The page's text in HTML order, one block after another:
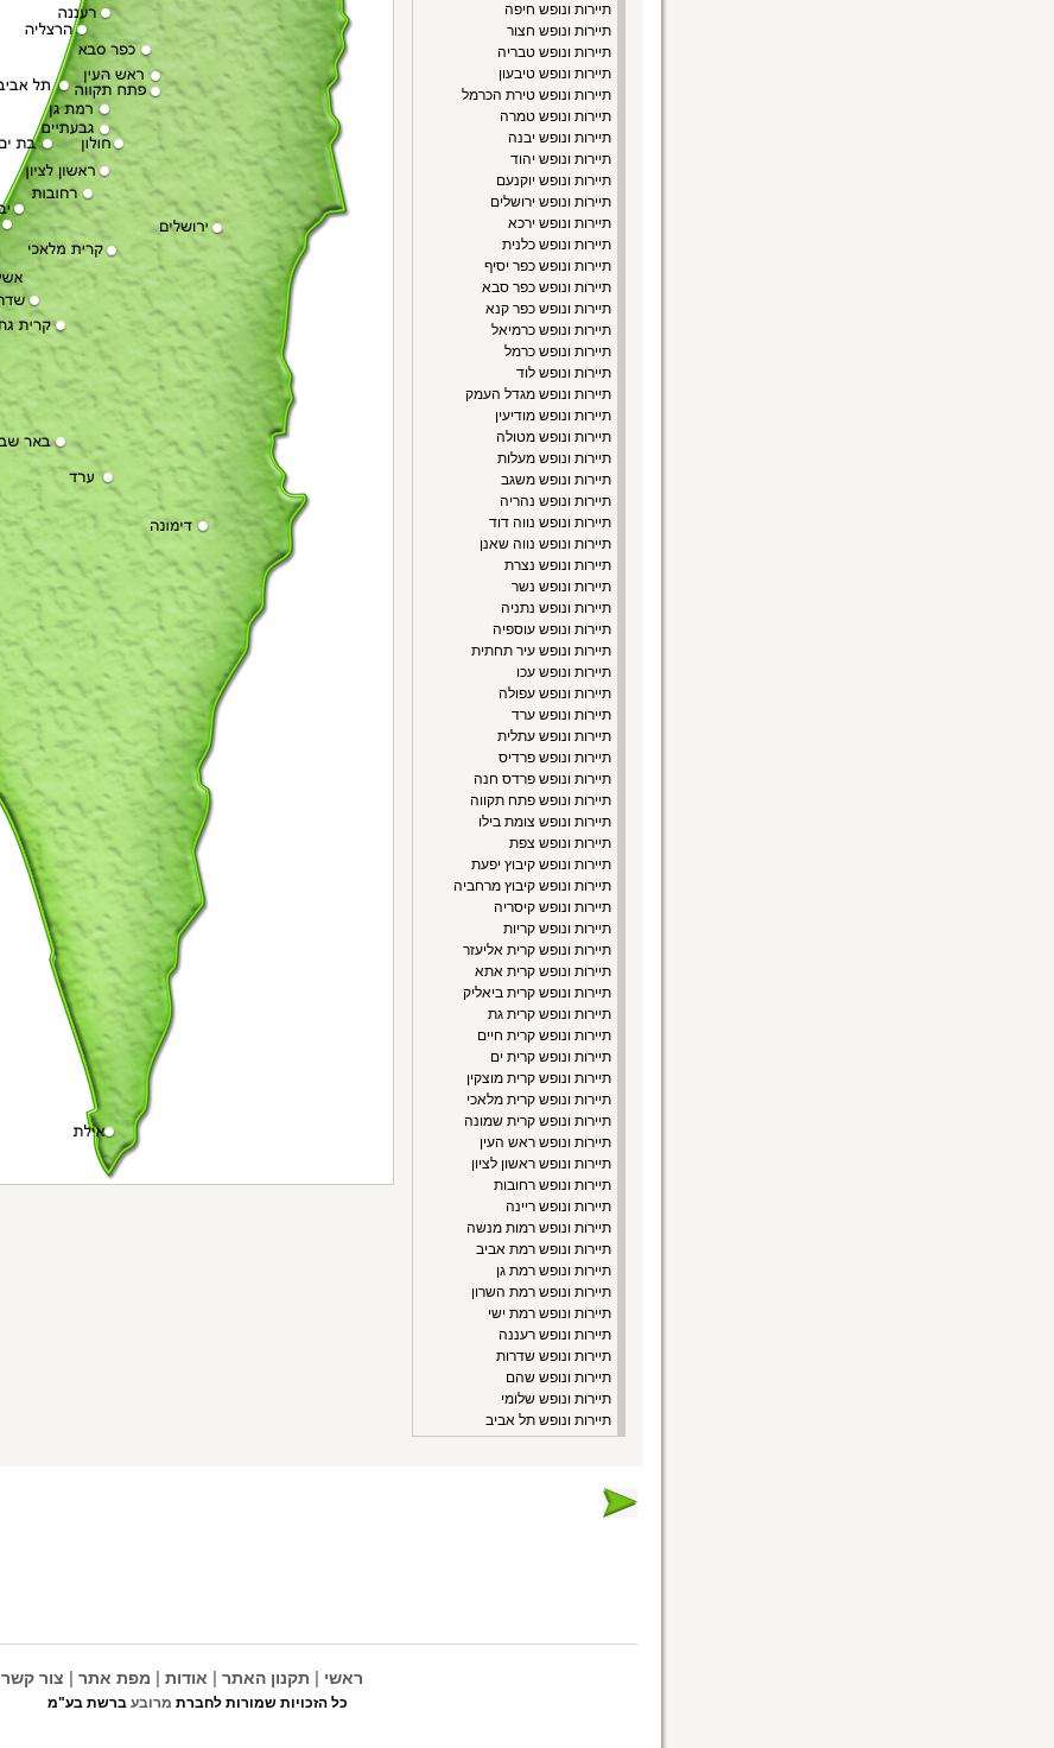
תיירות ונופש חיפה
תיירות ונופש חצור
תיירות ונופש טבריה
תיירות ונופש טיבעון
תיירות ונופש טירת הכרמל
תיירות ונופש טמרה
תיירות ונופש יבנה
תיירות ונופש יהוד
תיירות ונופש יוקנעם
תיירות ונופש ירושלים
תיירות ונופש ירכא
תיירות ונופש כלנית
תיירות ונופש כפר יסיף
תיירות ונופש כפר סבא
תיירות ונופש כפר קנא
תיירות ונופש כרמיאל
תיירות ונופש כרמל
תיירות ונופש לוד
תיירות ונופש מגדל העמק
תיירות ונופש מודיעין
תיירות ונופש מטולה
תיירות ונופש מעלות
תיירות ונופש משגב
תיירות ונופש נהריה
תיירות ונופש נווה דוד
תיירות ונופש נווה שאנן
תיירות ונופש נצרת
תיירות ונופש נשר
תיירות ונופש נתניה
תיירות ונופש עוספיה
תיירות ונופש עיר תחתית
תיירות ונופש עכו
תיירות ונופש עפולה
תיירות ונופש ערד
תיירות ונופש עתלית
תיירות ונופש פרדיס
תיירות ונופש פרדס חנה
תיירות ונופש פתח תקווה
תיירות ונופש צומת בילו
תיירות ונופש צפת
תיירות ונופש קיבוץ יפעת
תיירות ונופש קיבוץ מרחביה
תיירות ונופש קיסריה
תיירות ונופש קריות
תיירות ונופש קרית אליעזר
תיירות ונופש קרית אתא
תיירות ונופש קרית ביאליק
תיירות ונופש קרית גת
תיירות ונופש קרית חיים
תיירות ונופש קרית ים
תיירות ונופש קרית מוצקין
תיירות ונופש קרית מלאכי
תיירות ונופש קרית שמונה
תיירות ונופש ראש העין
תיירות ונופש ראשון לציון
תיירות ונופש רחובות
תיירות ונופש ריינה
תיירות ונופש רמות מנשה
תיירות ונופש רמת אביב
תיירות ונופש רמת גן
תיירות ונופש רמת השרון
תיירות ונופש רמת ישי
תיירות ונופש רעננה
תיירות ונופש שדרות
תיירות ונופש שהם
תיירות ונופש שלומי
תיירות ונופש תל אביב
ראשי | תקנון האתר | אודות | מפת אתר | צור קשר
כל הזכויות שמורות לחברת מרובע ברשת בע"מ